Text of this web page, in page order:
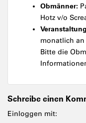
Obmänner:
Hotz v/o
monatlich
Bitte die
Schreibe einen
Einloggen mit: